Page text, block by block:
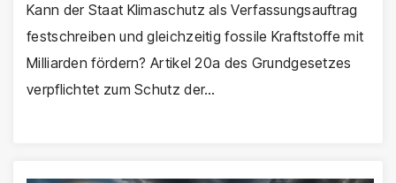
Kann der Staat Klimaschutz als Verfassungsauftrag
festschreiben und gleichzeitig fossile Kraftstoffe mit
Milliarden fördern? Artikel 20a des Grundgesetzes
verpflichtet zum Schutz der…